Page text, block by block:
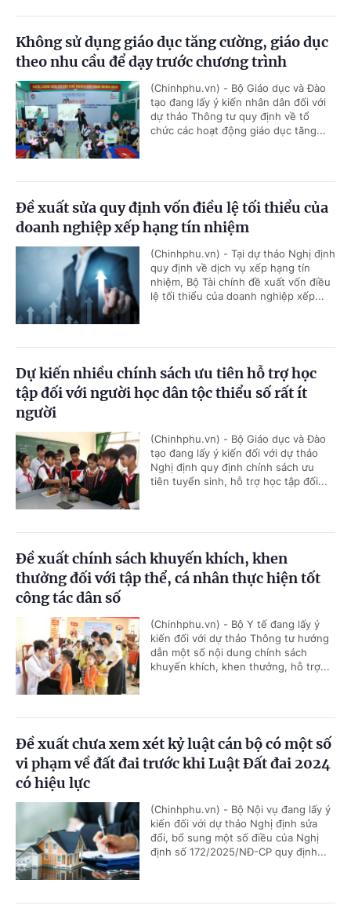
Không sử dụng giáo dục tăng cường, giáo dục
theo nhu cầu để dạy trước chương trình
(Chinhphu.vn) - Bộ Giáo dục và Đào
tạo đang lấy ý kiến nhân dân đối với
dự thảo Thông tư quy định về tổ
chức các hoạt động giáo dục tăng...
Đề xuất sửa quy định vốn điều lệ tối thiểu của
doanh nghiệp xếp hạng tín nhiệm
(Chinhphu.vn) - Tại dự thảo Nghị định
quy định về dịch vụ xếp hạng tín
nhiệm, Bộ Tài chính đề xuất vốn điều
lệ tối thiểu của doanh nghiệp xếp...
Dự kiến nhiều chính sách ưu tiên hỗ trợ học
tập đối với người học dân tộc thiểu số rất ít
người
(Chinhphu.vn) - Bộ Giáo dục và Đào
tạo đang lấy ý kiến đối với dự thảo
Nghị định quy định chính sách ưu
tiên tuyển sinh, hỗ trợ học tập đối...
Đề xuất chính sách khuyến khích, khen
thưởng đối với tập thể, cá nhân thực hiện tốt
công tác dân số
(Chinhphu.vn) - Bộ Y tế đang lấy ý
kiến đối với dự thảo Thông tư hướng
dẫn một số nội dung chính sách
khuyến khích, khen thưởng, hỗ trợ...
Đề xuất chưa xem xét kỷ luật cán bộ có một số
vi phạm về đất đai trước khi Luật Đất đai 2024
có hiệu lực
(Chinhphu.vn) - Bộ Nội vụ đang lấy ý
kiến đối với dự thảo Nghị định sửa
đổi, bổ sung một số điều của Nghị
định số 172/2025/NĐ-CP quy định...